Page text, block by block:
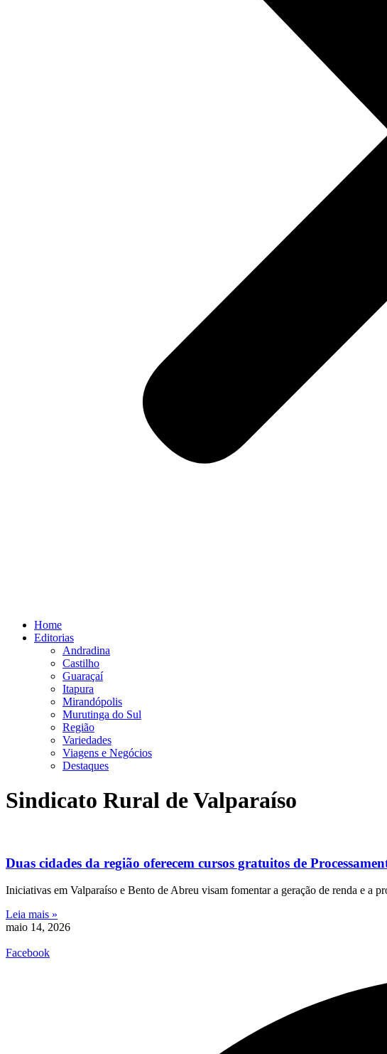
Home
Editorias
Andradina
Castilho
Guaraçaí
Itapura
Mirandópolis
Murutinga do Sul
Região
Variedades
Viagens e Negócios
Destaques
Sindicato Rural de Valparaíso
Duas cidades da região oferecem cursos gratuitos de
Iniciativas em Valparaíso e Bento de Abreu visam fomentar a geração de renda e a
Leia mais »
maio 14, 2026
Facebook